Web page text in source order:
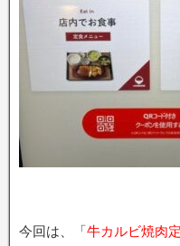
今回は、「牛カルビ焼肉